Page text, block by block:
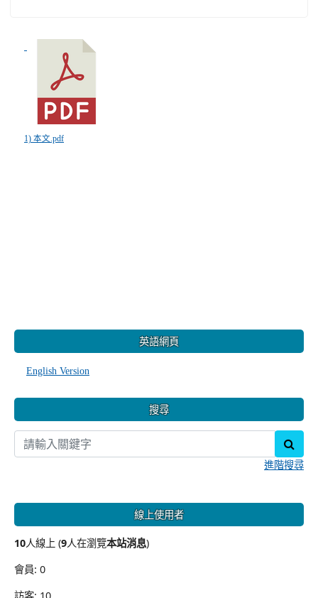
1) 本文.pdf
英語網頁
English Version
搜尋
進階搜尋
線上使用者
10人線上 (9人在瀏覽本站消息)
會員: 0